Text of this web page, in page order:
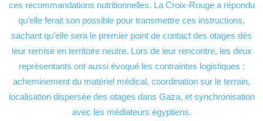
ces recommandations nutritionnelles. La Croix-Rouge a répondu
qu’elle ferait son possible pour transmettre ces instructions,
sachant qu’elle sera le premier point de contact des otages dès
leur remise en territoire neutre. Lors de leur rencontre, les deux
représentants ont aussi évoqué les contraintes logistiques :
acheminement du matériel médical, coordination sur le terrain,
localisation dispersée des otages dans Gaza, et synchronisation
avec les médiateurs égyptiens.